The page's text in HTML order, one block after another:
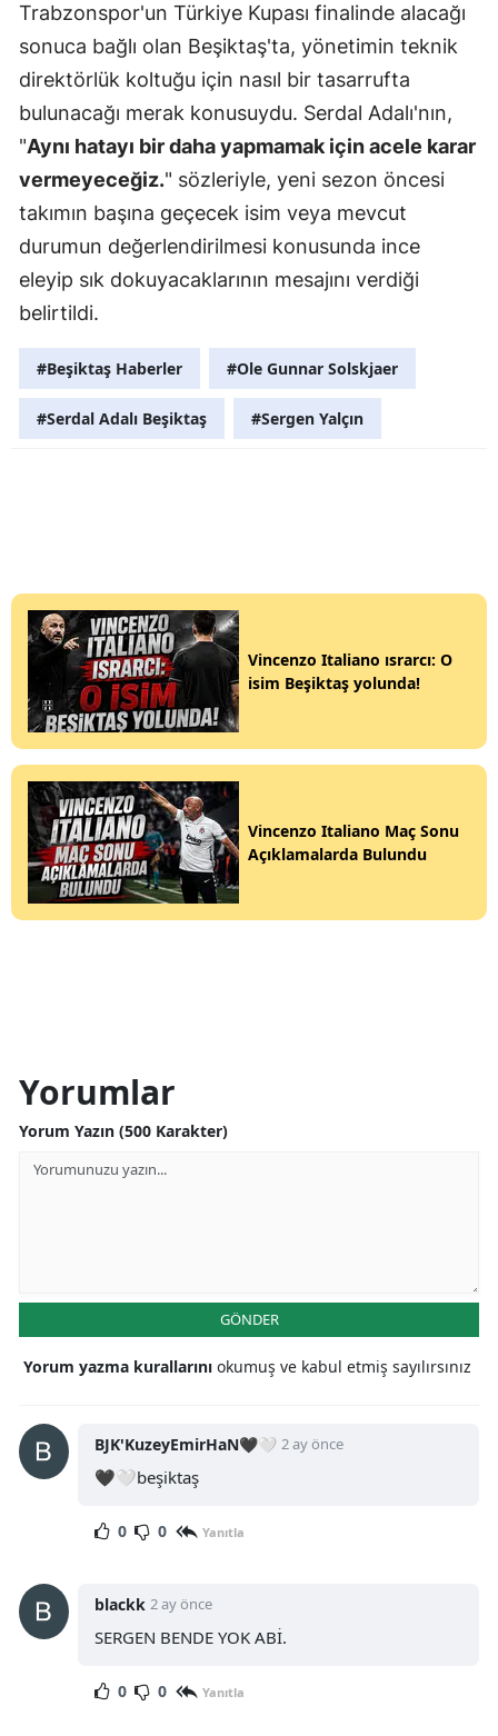
Trabzonspor'un Türkiye Kupası finalinde alacağı
sonuca bağlı olan Beşiktaş'ta, yönetimin teknik
direktörlük koltuğu için nasıl bir tasarrufta
bulunacağı merak konusuydu. Serdal Adalı'nın,
"Aynı hatayı bir daha yapmamak için acele karar
vermeyeceğiz." sözleriyle, yeni sezon öncesi
takımın başına geçecek isim veya mevcut
durumun değerlendirilmesi konusunda ince
eleyip sık dokuyacaklarının mesajını verdiği
belirtildi.
#Beşiktaş Haberler #Ole Gunnar Solskjaer
#Serdal Adalı Beşiktaş #Sergen Yalçın
Vincenzo Italiano ısrarcı: O
isim Beşiktaş yolunda!
Vincenzo Italiano Maç Sonu
Açıklamalarda Bulundu
Yorumlar
Yorum Yazın (500 Karakter)
GÖNDER
Yorum yazma kurallarını okumuş ve kabul etmiş sayılırsınız
BJK'KuzeyEmirHaN🖤🤍 2 ay önce
🖤🤍beşiktaş
0 0 Yanıtla
blackk 2 ay önce
SERGEN BENDE YOK ABİ.
0 0 Yanıtla